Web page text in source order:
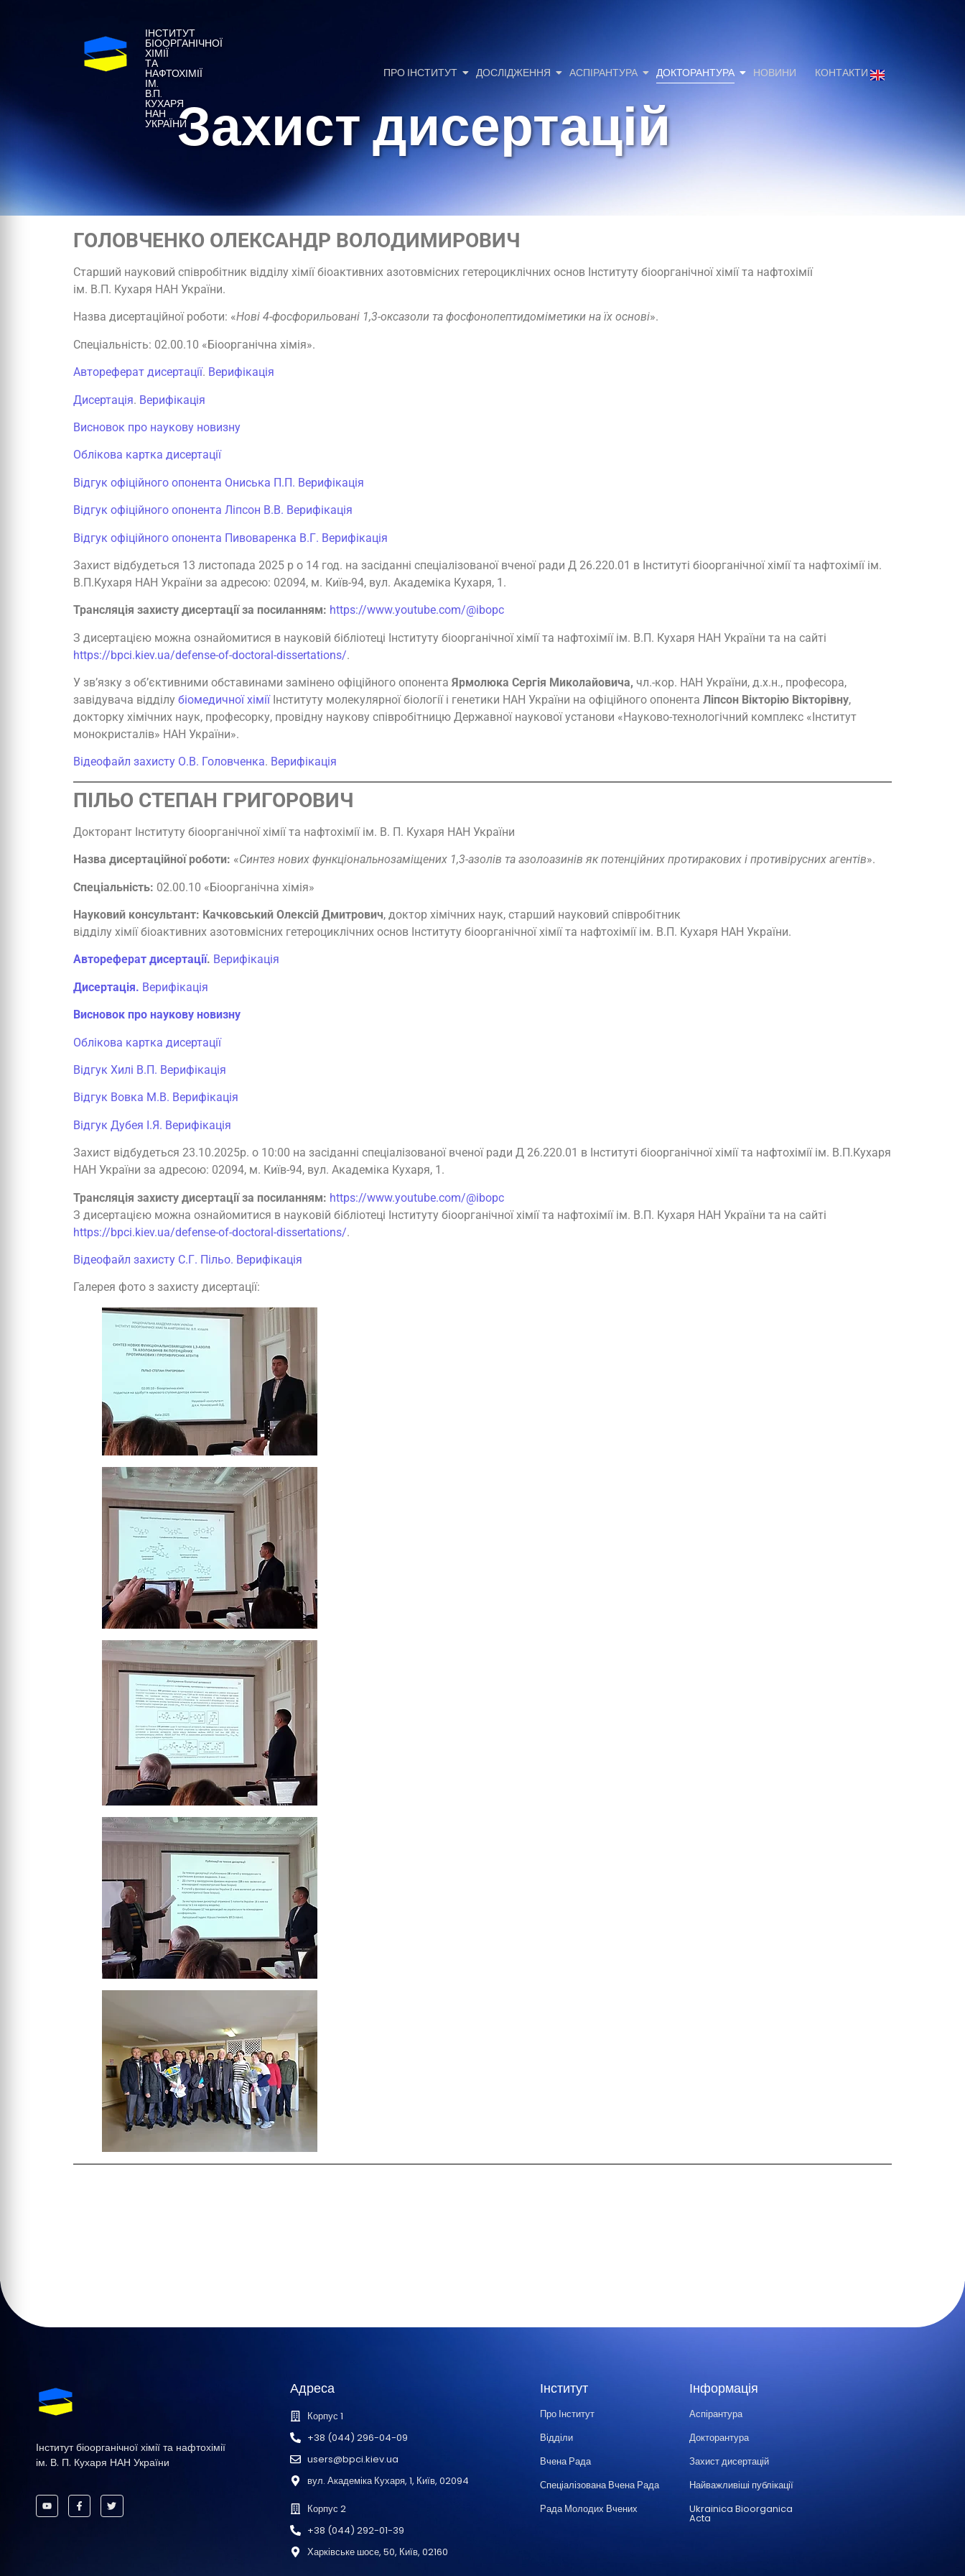
ІНСТИТУТ
БІООРГАНІЧНОЇ
ХІМІЇ
ТА
НАФТОХІМІЇ
ІМ.
В.П.
КУХАРЯ
НАН
УКРАЇНИ
ПРО ІНСТИТУТ ДОСЛІДЖЕННЯ АСПІРАНТУРА ДОКТОРАНТУРА НОВИНИ КОНТАКТИ
Захист дисертацій
ГОЛОВЧЕНКО ОЛЕКСАНДР ВОЛОДИМИРОВИЧ
Старший науковий співробітник відділу хімії біоактивних азотовмісних гетероциклічних основ Інституту біоорганічної хімії та нафтохімії
ім. В.П. Кухаря НАН України.
Назва дисертаційної роботи: «Нові 4-фосфорильовані 1,3-оксазоли та фосфонопептидоміметики на їх основі».
Спеціальність: 02.00.10 «Біоорганічна хімія».
Автореферат дисертації. Верифікація
Дисертація. Верифікація
Висновок про наукову новизну
Облікова картка дисертації
Відгук офіційного опонента Ониська П.П. Верифікація
Відгук офіційного опонента Ліпсон В.В. Верифікація
Відгук офіційного опонента Пивоваренка В.Г. Верифікація
Захист відбудеться 13 листопада 2025 р о 14 год. на засіданні спеціалізованої вченої ради Д 26.220.01 в Інституті біоорганічної хімії та нафтохімії ім.
В.П.Кухаря НАН України за адресою: 02094, м. Київ-94, вул. Академіка Кухаря, 1.
Трансляція захисту дисертації за посиланням: https://www.youtube.com/@ibopc
З дисертацією можна ознайомитися в науковій бібліотеці Інституту біоорганічної хімії та нафтохімії ім. В.П. Кухаря НАН України та на сайті
https://bpci.kiev.ua/defense-of-doctoral-dissertations/.
У зв’язку з об’єктивними обставинами замінено офіційного опонента Ярмолюка Сергія Миколайовича, чл.-кор. НАН України, д.х.н., професора,
завідувача відділу біомедичної хіміїІнституту молекулярної біології і генетики НАН України на офіційного опонента Ліпсон Вікторію Вікторівну,
докторку хімічних наук, професорку, провідну наукову співробітницю Державної наукової установи «Науково-технологічний комплекс «Iнститут
монокристалiв» НАН України».
Відеофайл захисту О.В. Головченка. Верифікація
ПІЛЬО СТЕПАН ГРИГОРОВИЧ
Докторант Інституту біоорганічної хімії та нафтохімії ім. В. П. Кухаря НАН України
Назва дисертаційної роботи: «Синтез нових функціональнозаміщених 1,3-азолів та азолоазинів як потенційних протиракових і противірусних агентів».
Спеціальність: 02.00.10 «Біоорганічна хімія»
Науковий консультант: Качковський Олексій Дмитрович, доктор хімічних наук, старший науковий співробітник
відділу хімії біоактивних азотовмісних гетероциклічних основ Інституту біоорганічної хімії та нафтохімії ім. В.П. Кухаря НАН України.
Автореферат дисертації. Верифікація
Дисертація. Верифікація
Висновок про наукову новизну
Облікова картка дисертації
Відгук Хилі В.П. Верифікація
Відгук Вовка М.В. Верифікація
Відгук Дубея І.Я. Верифікація
Захист відбудеться 23.10.2025р. о 10:00 на засіданні спеціалізованої вченої ради Д 26.220.01 в Інституті біоорганічної хімії та нафтохімії ім. В.П.Кухаря
НАН України за адресою: 02094, м. Київ-94, вул. Академіка Кухаря, 1.
Трансляція захисту дисертації за посиланням: https://www.youtube.com/@ibopc
З дисертацією можна ознайомитися в науковій бібліотеці Інституту біоорганічної хімії та нафтохімії ім. В.П. Кухаря НАН України та на сайті
https://bpci.kiev.ua/defense-of-doctoral-dissertations/.
Відеофайл захисту С.Г. Пільо. Верифікація
Галерея фото з захисту дисертації:
Інститут біоорганічної хімії та нафтохімії
ім. В. П. Кухаря НАН України
Адреса
Корпус 1
+38 (044) 296-04-09
users@bpci.kiev.ua
вул. Академіка Кухаря, 1, Київ, 02094
Корпус 2
+38 (044) 292-01-39
Харківське шосе, 50, Київ, 02160
Інститут
Про Інститут
Відділи
Вчена Рада
Спеціалізована Вчена Рада
Рада Молодих Вчених
Інформація
Аспірантура
Докторантура
Захист дисертацій
Найважливіші публікації
Ukrainica Bioorganica
Acta